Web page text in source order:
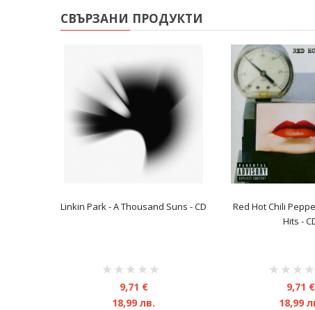
СВЪРЗАНИ ПРОДУКТИ
Linkin Park - A Thousand Suns - CD
рейтинг:
9,71 €
18,99 лв.
Red Hot Chili
Hits -
рейтинг:
9,71 €
18,99